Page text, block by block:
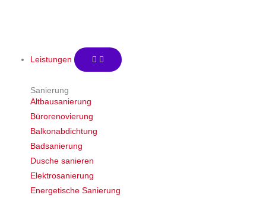
Leistungen
Sanierung
Altbausanierung
Bürorenovierung
Balkonabdichtung
Badsanierung
Dusche sanieren
Elektrosanierung
Energetische Sanierung